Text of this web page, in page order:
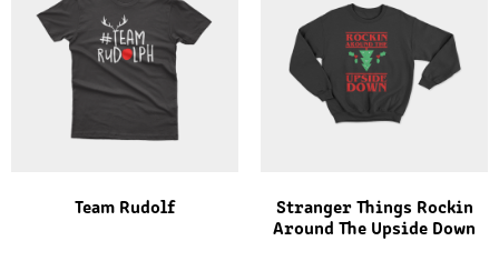
Team Rudolf
Stranger Things Rockin
Around The Upside Down